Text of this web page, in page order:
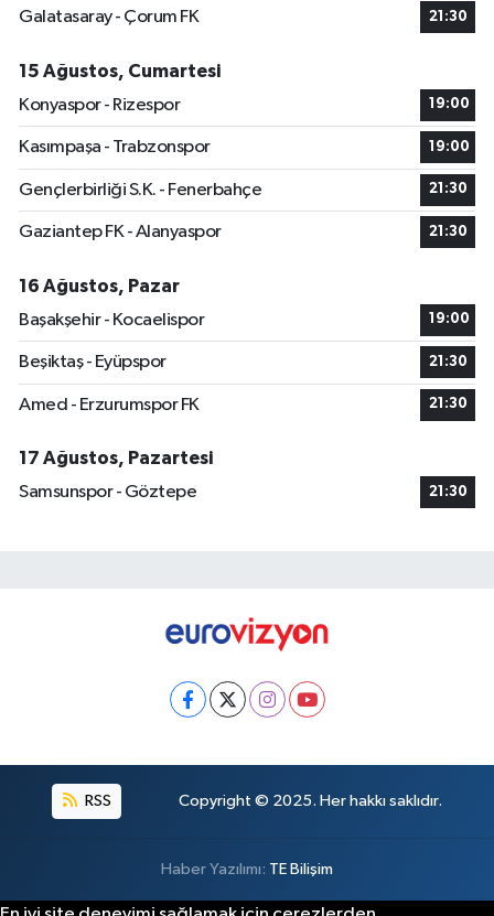
Galatasaray - Çorum FK
21:30
15 Ağustos, Cumartesi
Konyaspor - Rizespor
19:00
Kasımpaşa - Trabzonspor 19:00
Gençlerbirliği S.K. - Fenerbahçe 21:30
Gaziantep FK - Alanyaspor 21:30
16 Ağustos, Pazar
Başakşehir - Kocaelispor
19:00
Beşiktaş - Eyüpspor 21:30
Amed - Erzurumspor FK 21:30
17 Ağustos, Pazartesi
Samsunspor - Göztepe
21:30
RSS Copyright © 2025. Her hakkı saklıdır.
Haber Yazılımı: TE Bilişim